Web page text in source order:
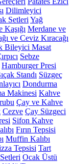
Dilimleyici
Setleri Yağ
Kaşığı Merdane ve
ve Ceviz Kıracağı
Bileyici Masat
Sebze
Hamburger Presi
Standı Süzgeç
Dondurma
Makinesi Kahve
Çay ve Kahve
Cezve Çay Süzgeci
Sifon Kahve
Fırın Tepsisi
Muffin Kalıbı
Tepsisi Tart
Ocak Üstü